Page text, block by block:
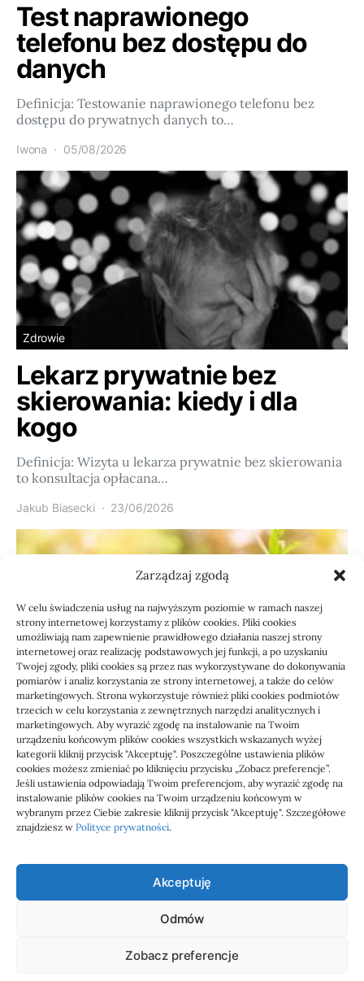
Zarządzaj zgodą
W celu świadczenia usług na najwyższym poziomie w ramach naszej
strony internetowej korzystamy z plików cookies. Pliki cookies
umożliwiają nam zapewnienie prawidłowego działania naszej strony
internetowej oraz realizację podstawowych jej funkcji, a po uzyskaniu
Twojej zgody, pliki cookies są przez nas wykorzystywane do dokonywania
pomiarów i analiz korzystania ze strony internetowej, a także do celów
marketingowych. Strona wykorzystuje również pliki cookies podmiotów
trzecich w celu korzystania z zewnętrznych narzędzi analitycznych i
marketingowych. Aby wyrazić zgodę na instalowanie na Twoim
urządzeniu końcowym plików cookies wszystkich wskazanych wyżej
kategorii kliknij przycisk "Akceptuję". Poszczególne ustawienia plików
cookies możesz zmieniać po kliknięciu przycisku „Zobacz preferencje”.
Jeśli ustawienia odpowiadają Twoim preferencjom, aby wyrazić zgodę na
instalowanie plików cookies na Twoim urządzeniu końcowym w
wybranym przez Ciebie zakresie kliknij przycisk "Akceptuję". Szczegółowe
znajdziesz w Polityce prywatności.
Akceptuję
Odmów
Zobacz preferencje
Test naprawionego
telefonu bez dostępu do
danych
Definicja: Testowanie naprawionego telefonu bez
dostępu do prywatnych danych to…
Iwona 05/08/2026
Zdrowie
Lekarz prywatnie bez
skierowania: kiedy i dla
kogo
Definicja: Wizyta u lekarza prywatnie bez skierowania
to konsultacja opłacana…
Jakub Biasecki 23/06/2026
Usługi
Jak sprawdzić przejęcie
zaległości przez biuro
Definicja: Weryfikacja, czy nowe biuro rachunkowe
przejmie zaległości w dokumentach,…
Admar
wizytówki nap